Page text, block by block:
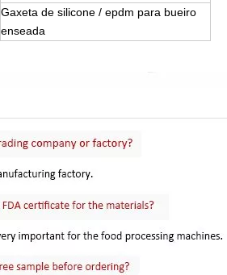
Gaxeta de silicone / epdm para bueiro
enseada